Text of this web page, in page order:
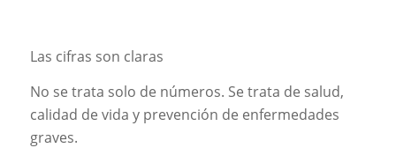
Las cifras son claras
No se trata solo de números. Se trata de salud,
calidad de vida y prevención de enfermedades
graves.